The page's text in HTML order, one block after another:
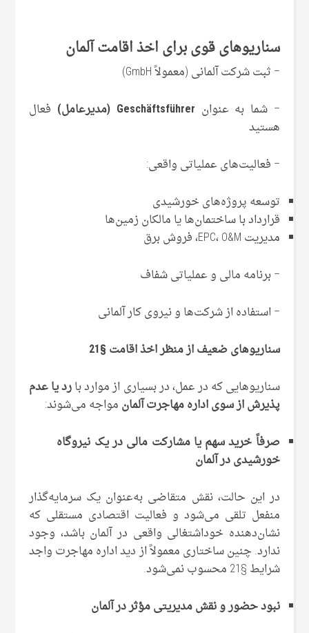
سناریوهای قوی برای اخذ اقامت آلمان
– ثبت شرکت آلمانی (معمولاً GmbH)
– شما به ‌عنوان Geschäftsführer (مدیرعامل)
فعال
هستید
– فعالیت‌های عملیاتی واقعی:
توسعه پروژه‌های خورشیدی
قرارداد با ساختمان‌ها یا مالکان زمین‌ها
مدیریت EPC، O&M، فروش برق
– برنامه مالی و عملیاتی شفاف
– استفاده از شرکت‌ها و نیروی کار آلمانی
سناریوهای ضعیف از منظر اخذ اقامت §21
سناریوهایی که در عمل، در بسیاری از موارد بارد یا عدم
پذیرش از سوی اداره مهاجرت آلمان مواجه می‌شوند:
صرفاً خرید سهم یا مشارکت مالی در یک نیروگاه
خورشیدی در آلمان
در این حالت، نقش متقاضی به‌عنوان یک سرمایه‌گذار
منفعل تلقی می‌شود و فعالیت اقتصادی مستقلی که
نشان‌دهنده خوداشتغالی واقعی در آلمان باشد، وجود
ندارد. چنین ساختاری معمولاً از دید اداره مهاجرت واجد
شرایط §21 محسوب نمی‌شود.
نبود حضور و نقش مدیریتی مؤثر در آلمان